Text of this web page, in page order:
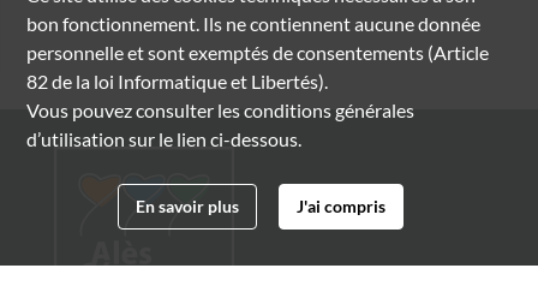
bon fonctionnement. Ils ne contiennent aucune donnée
personnelle et sont exemptés de consentements (Article
82 de la loi Informatique et Libertés).
Vous pouvez consulter les conditions générales
d’utilisation sur le lien ci-dessous.
En savoir plus J'ai compris